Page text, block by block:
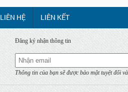
LIÊN HỆ LIÊN KẾT
Đăng ký nhận thông tin
Thông tin của bạn sẽ được bảo mật tuyệt đối